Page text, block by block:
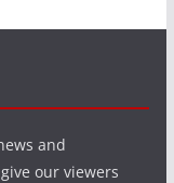
and
our viewers